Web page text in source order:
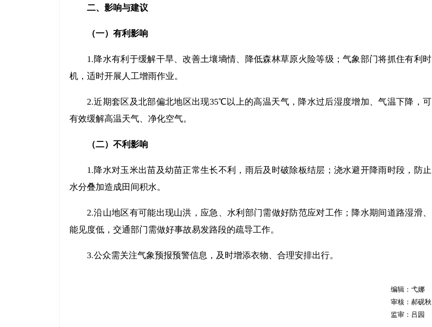
二、影响与建议
（一）有利影响
1.降水有利于缓解干旱、改善土壤墒情、降低森林草原火险等级；气象部门将抓住有利时
机，适时开展人工增雨作业。
2.近期套区及北部偏北地区出现35℃以上的高温天气，降水过后湿度增加、气温下降，可
有效缓解高温天气、净化空气。
（二）不利影响
1.降水对玉米出苗及幼苗正常生长不利，雨后及时破除板结层；浇水避开降雨时段，防止
水分叠加造成田间积水。
2.沿山地区有可能出现山洪，应急、水利部门需做好防范应对工作；降水期间道路湿滑、
能见度低，交通部门需做好事故易发路段的疏导工作。
3.公众需关注气象预报预警信息，及时增添衣物、合理安排出行。
编辑：弋娜
审核：郝砚秋
监审：吕园